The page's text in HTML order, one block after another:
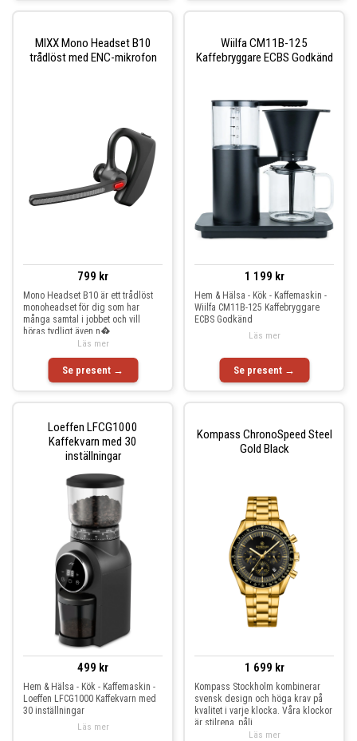
MIXX Mono Headset B10
trådlöst med ENC-mikrofon
799 kr
Mono Headset B10 är ett trådlöst
monoheadset för dig som har
många samtal i jobbet och vill
höras tydligt även n�
Se present →
Läs mer
Wiilfa CM11B-125
Kaffebryggare ECBS Godkänd
1 199 kr
Hem & Hälsa - Kök - Kaffemaskin -
Wiilfa CM11B-125 Kaffebryggare
ECBS Godkänd
Se present →
Läs mer
Loeffen LFCG1000
Kaffekvarn med 30
inställningar
499 kr
Hem & Hälsa - Kök - Kaffemaskin -
Loeffen LFCG1000 Kaffekvarn med
30 inställningar
Läs mer
Kompass ChronoSpeed Steel
Gold Black
1 699 kr
Kompass Stockholm kombinerar
svensk design och höga krav på
kvalitet i varje klocka. Våra klockor
är stilrena, påli
Läs mer